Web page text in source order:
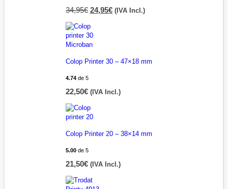
34,95€ 24,95€ (IVA Incl.)
Colop Printer 30 – 47×18 mm
4.74 de 5
22,50€ (IVA Incl.)
Colop Printer 20 – 38×14 mm
5.00 de 5
21,50€ (IVA Incl.)